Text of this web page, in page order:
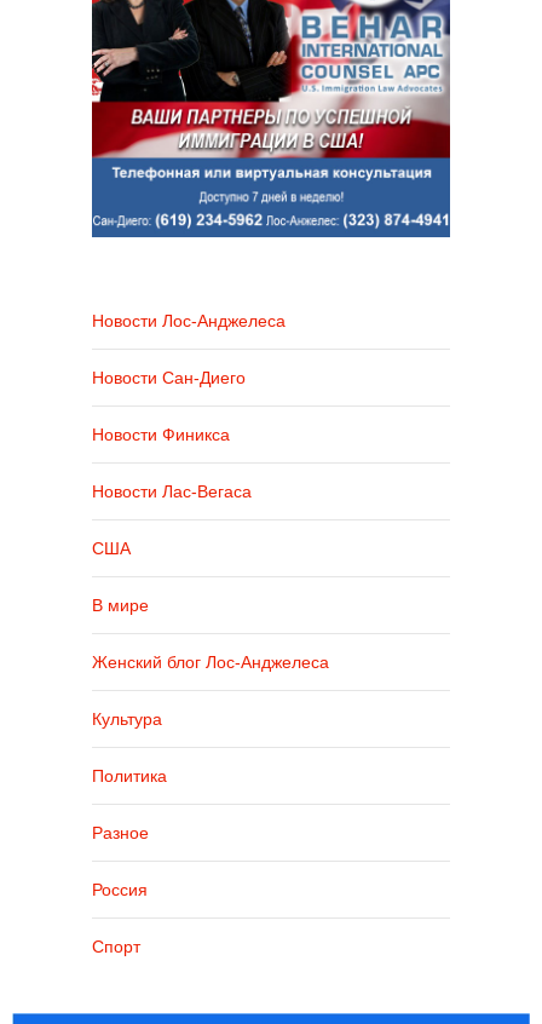
Новости Лос-Анджелеса
Новости Сан-Диего
Новости Финикса
Новости Лас-Вегаса
США
В мире
Женский блог Лос-Анджелеса
Культура
Политика
Разное
Россия
Спорт